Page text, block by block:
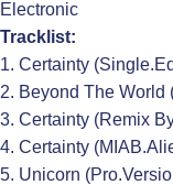
Electronic
Tracklist:
1. Certainty
2. Beyond The World
3. Certainty (Remix
4. Certainty
5. Unicorn